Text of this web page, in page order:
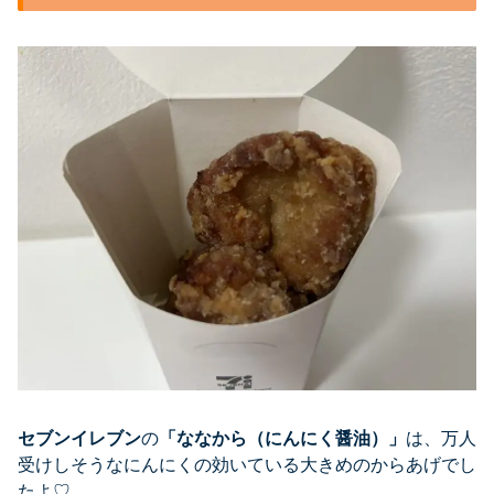
セブンイレブンの 「 ななから（にんにく醤油） 」 は、万人
受けしそうなにんにくの効いている大きめのからあげでし